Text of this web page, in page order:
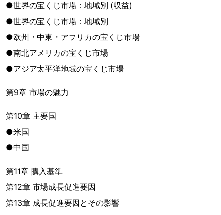
●世界の宝くじ市場：地域別 (収益)
●世界の宝くじ市場：地域別
●欧州・中東・アフリカの宝くじ市場
●南北アメリカの宝くじ市場
●アジア太平洋地域の宝くじ市場
第9章 市場の魅力
第10章 主要国
●米国
●中国
第11章 購入基準
第12章 市場成長促進要因
第13章 成長促進要因とその影響